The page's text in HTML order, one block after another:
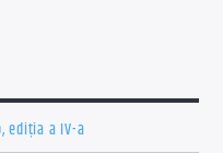
ediția a IV-a